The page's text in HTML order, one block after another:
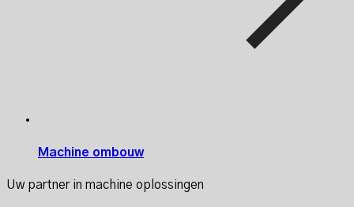
Machine ombouw
Uw partner in machine oplossingen